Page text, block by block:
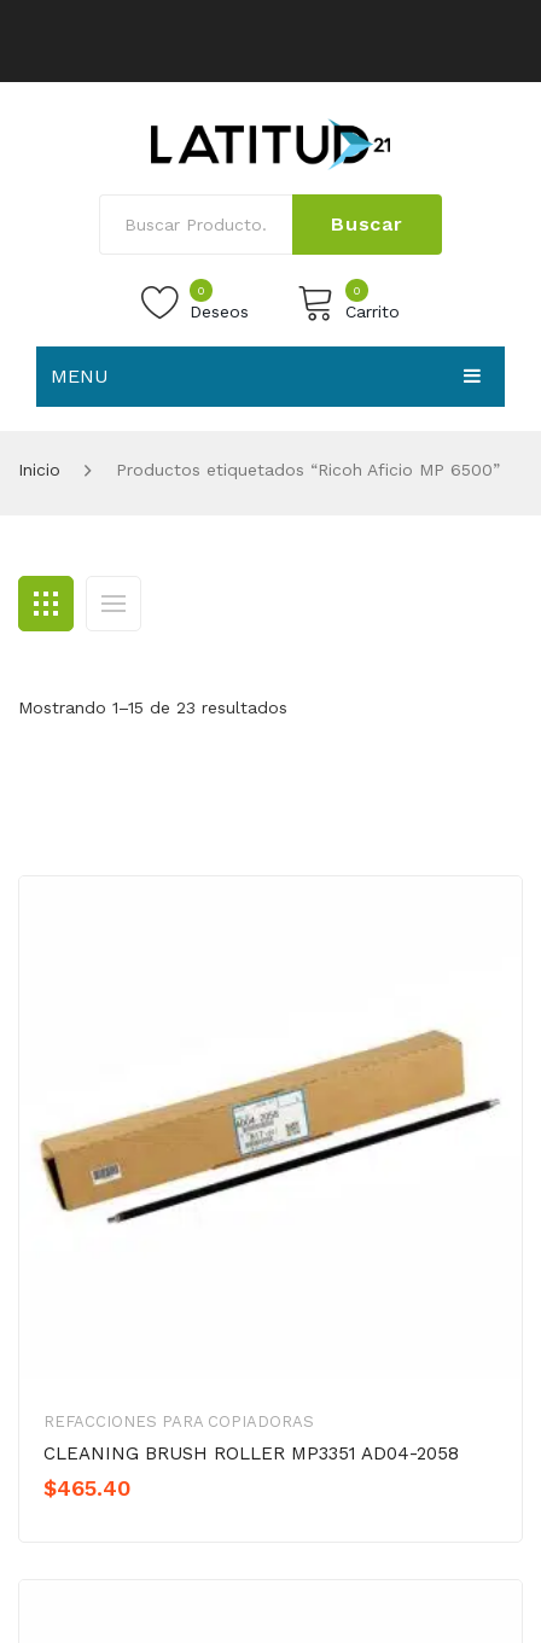
Buscar
0
Deseos
0
Carrito
MENU
BLOG
CONTACTO
Inicio Productos etiquetados “Ricoh Aficio MP 6500”
Mostrando 1–15 de 23 resultados
REFACCIONES PARA COPIADORAS
CLEANING BRUSH ROLLER MP3351 AD04-2058
$465.40